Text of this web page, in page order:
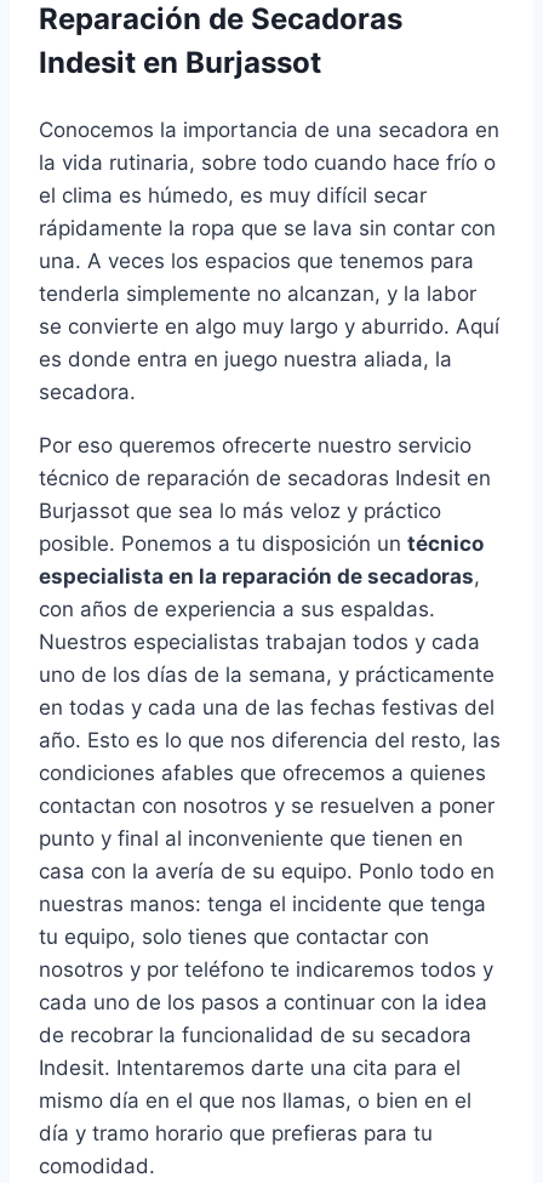
Reparación de Secadoras
Indesit en Burjassot
Conocemos la importancia de una secadora en
la vida rutinaria, sobre todo cuando hace frío o
el clima es húmedo, es muy difícil secar
rápidamente la ropa que se lava sin contar con
una. A veces los espacios que tenemos para
tenderla simplemente no alcanzan, y la labor
se convierte en algo muy largo y aburrido. Aquí
es donde entra en juego nuestra aliada, la
secadora.
Por eso queremos ofrecerte nuestro servicio
técnico de reparación de secadoras Indesit en
Burjassot que sea lo más veloz y práctico
posible. Ponemos a tu disposición un técnico
especialista en la reparación de secadoras,
con años de experiencia a sus espaldas.
Nuestros especialistas trabajan todos y cada
uno de los días de la semana, y prácticamente
en todas y cada una de las fechas festivas del
año. Esto es lo que nos diferencia del resto, las
condiciones afables que ofrecemos a quienes
contactan con nosotros y se resuelven a poner
punto y final al inconveniente que tienen en
casa con la avería de su equipo. Ponlo todo en
nuestras manos: tenga el incidente que tenga
tu equipo, solo tienes que contactar con
nosotros y por teléfono te indicaremos todos y
cada uno de los pasos a continuar con la idea
de recobrar la funcionalidad de su secadora
Indesit. Intentaremos darte una cita para el
mismo día en el que nos llamas, o bien en el
día y tramo horario que prefieras para tu
comodidad.